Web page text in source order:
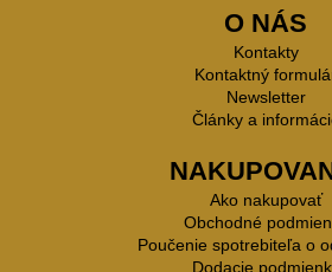
O NÁS
Kontakty
Kontaktný
Newsletter
Články a
Ako nakupovať
Obchodné
Poučenie spotrebiteľa o
Dodacie